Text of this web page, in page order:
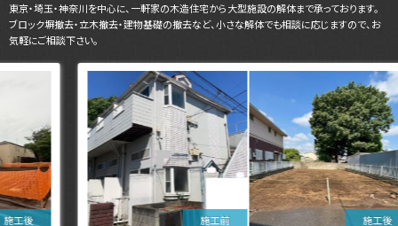
東京・埼玉・神奈川を中心に、一軒家の木造住宅から大型施設の解体まで承っております。
ブロック塀撤去・立木撤去・建物基礎の撤去など、小さな解体でも相談に応じますので、お
気軽にご相談下さい。